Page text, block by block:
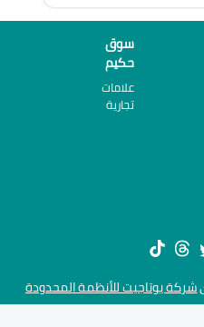
سوق
حكيم
علامات
تجارية
شركة يوتاجيت للأنظمة المحدودة